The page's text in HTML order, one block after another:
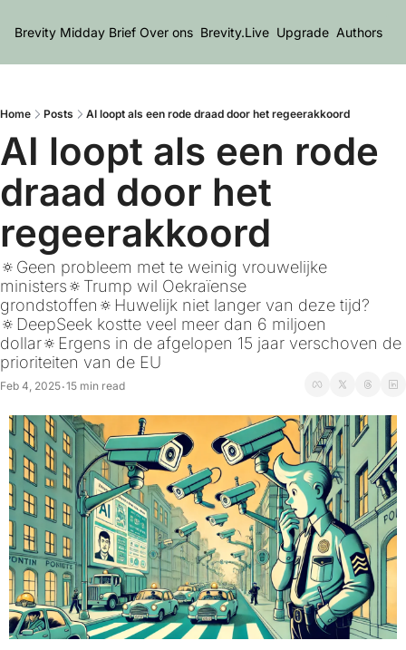
Brevity Midday Brief Over ons Brevity.Live Upgrade Authors
Home Posts AI loopt als een rode draad door het regeerakkoord
AI loopt als een rode
draad door het
regeerakkoord
🔅Geen probleem met te weinig vrouwelijke
ministers🔅Trump wil Oekraïense
grondstoffen🔅Huwelijk niet langer van deze tijd?
🔅DeepSeek kostte veel meer dan 6 miljoen
dollar🔅Ergens in de afgelopen 15 jaar verschoven de
prioriteiten van de EU
Feb 4, 2025•15 min read